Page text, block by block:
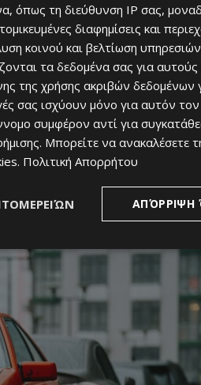
δεν αποτελούν ακόμη
λόγω κάλυψης των περιοχών.
όπως τη διεύθυνση IP σας,
διαφημίσεις και
κοινού και βελτίωση
τα δεδομένα σας για
της χρήσης ακριβών δεδομένων
σας ισχύουν μόνο για αυτόν
συμφέρον αντί για
. Μπορείτε να ανακαλέσετε
. Πολιτική Απορρήτου
ΑΠΌΡΡΙΨΗ